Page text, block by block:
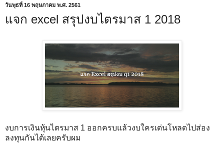
วันพุธที่ 16 พฤษภาคม พ.ศ. 2561
แจก excel สรุปงบไตรมาส 1 2018
งบการเงินหุ้นไตรมาส 1 ออกครบแล้วงบใครเด่นโหลดไปส่อง
ลงทุนกันได้เลยครับผม